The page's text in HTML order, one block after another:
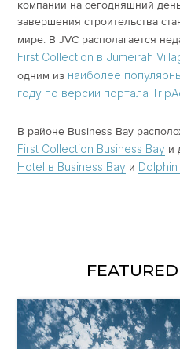
компании на сегодняшний
завершения строительства
мире. В JVC располагается
First Collection в Jumeirah
одним из наиболее
году по версии портала
В районе Business Bay
First Collection Business Bay и
Hotel в Business Bay и Dolphin